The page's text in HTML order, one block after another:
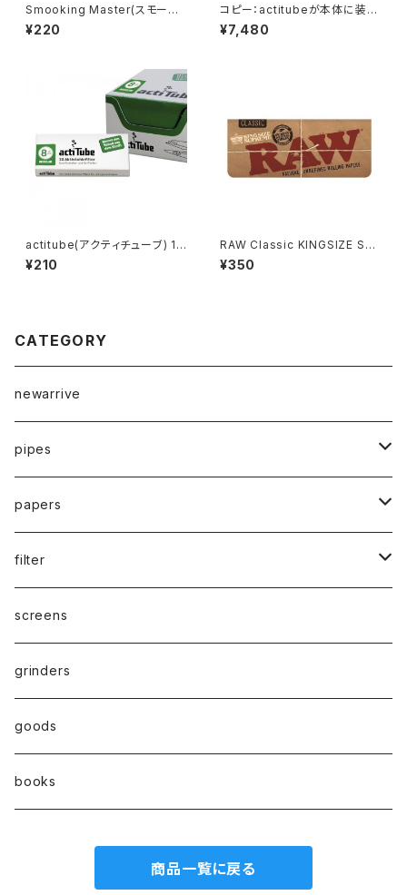
Smooking Master(スモーキ
ング マスター)king size slim
¥220
コピー：actitubeが本体に装着
できる！！ハンドメイドWoodpip
e Calumet PIPE/カルメットパ
¥7,480
actitube(アクティチューブ) 10
本入り
¥210
RAW Classic KINGSIZE Sup
reme
¥350
CATEGORY
newarrive
pipes
waterpipe
parts
drypipe
one hitter
hand pipe
papers
1 1/4size
1.0size
kingsize
filter
paper filter
Active carbon filter(活性炭フィルター）
8㎜
7㎜
screens
grinders
goods
books
商品一覧に戻る